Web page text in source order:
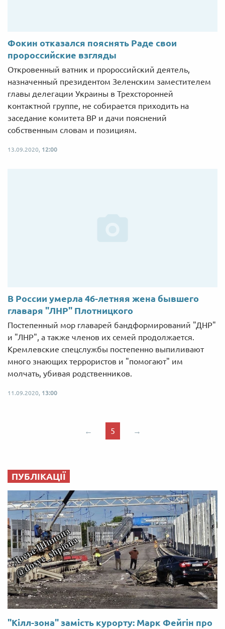
Фокин отказался пояснять Раде свои
пророссийские взгляды
Откровенный ватник и пророссийский деятель,
назначенный президентом Зеленским заместителем
главы делегации Украины в Трехсторонней
контактной группе, не собирается приходить на
заседание комитета ВР и дачи пояснений
собственным словам и позициям.
13.09.2020, 12:00
В России умерла 46-летняя жена бывшего
главаря "ЛНР" Плотницкого
Постепенный мор главарей бандформирований "ДНР"
и "ЛНР", а также членов их семей продолжается.
Кремлевские спецслужбы постепенно выпиливают
много знающих террористов и "помогают" им
молчать, убивая родственников.
11.09.2020, 13:00
← 5 →
ПУБЛІКАЦІЇ
"Кілл-зона" замість курорту: Марк Фейгін про